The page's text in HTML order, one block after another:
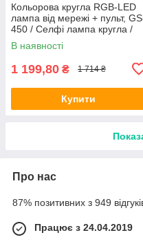
Кольорова кругла RGB-LED
лампа від мережі + пульт,
450 / Селфі лампа кругла /
Лед лампа для селфі
В наявності
1 199,80 ₴ 1 714 ₴
Купити
Про нас
87% позитивних з 949
Працює з 24.04.2019